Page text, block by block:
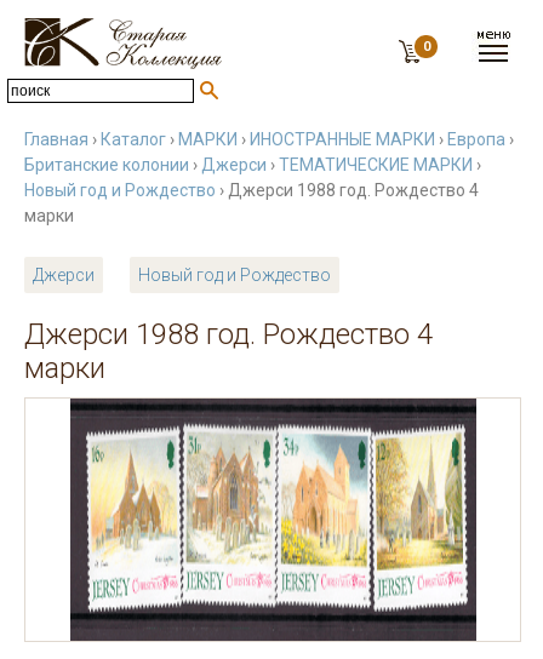
0
Главная › Каталог › МАРКИ › ИНОСТРАННЫЕ МАРКИ › Европа ›
Британские колонии › Джерси ›ТЕМАТИЧЕСКИЕ МАРКИ ›
Новый год и Рождество › Джерси 1988 год. Рождество 4
марки
Джерси Новый год и Рождество
Джерси 1988 год. Рождество 4
марки